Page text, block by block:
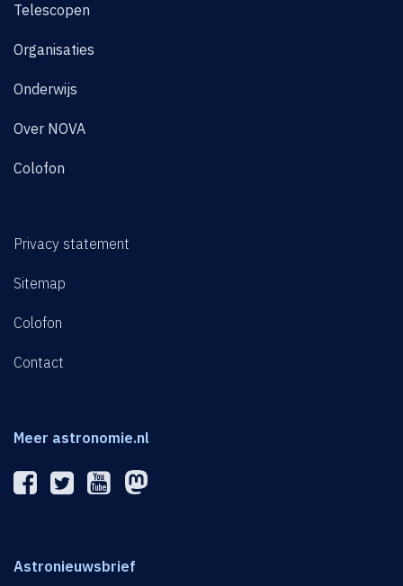
Telescopen
Organisaties
Onderwijs
Over NOVA
Colofon
Privacy statement
Sitemap
Colofon
Contact
Meer astronomie.nl
Astronieuwsbrief